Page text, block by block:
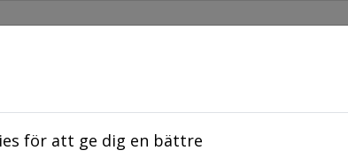
för att ge dig en bättre